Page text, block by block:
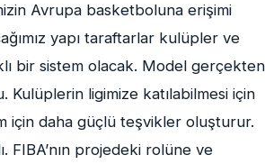
Avrupa basketboluna erişimi
yapı taraftarlar kulüpler ve
bir sistem olacak. Model gerçekten
ligimize katılabilmesi için
için daha güçlü teşvikler oluşturur.
projedeki rolüne ve